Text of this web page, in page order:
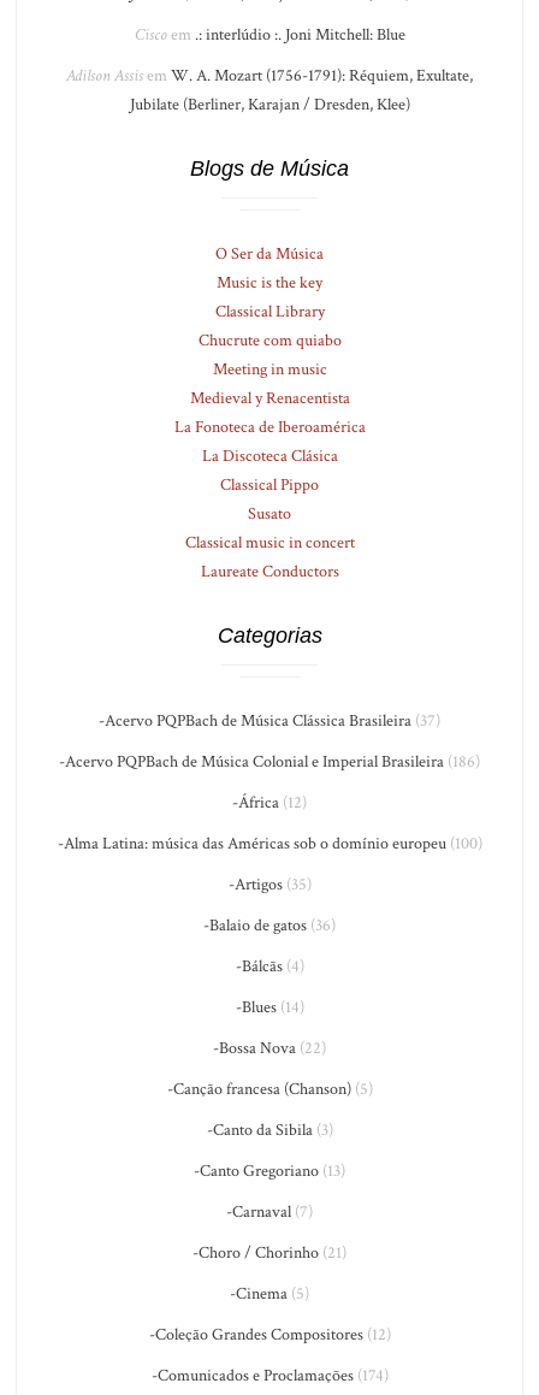
Ciscoem .: interlúdio :. Joni Mitchell: Blue
Adilson Assisem W. A. Mozart (1756-1791): Réquiem, Exultate,
Jubilate (Berliner, Karajan / Dresden, Klee)
Blogs de Música
O Ser da Música
Music is the key
Classical Library
Chucrute com quiabo
Meeting in music
Medieval y Renacentista
La Fonoteca de Iberoamérica
La Discoteca Clásica
Classical Pippo
Susato
Classical music in concert
Laureate Conductors
Categorias
-Acervo PQPBach de Música Clássica Brasileira (37)
-Acervo PQPBach de Música Colonial e Imperial Brasileira (186)
-África (12)
-Alma Latina: música das Américas sob o domínio europeu(100)
-Artigos(35)
-Balaio de gatos (36)
-Bálcãs(4)
-Blues(14)
-Bossa Nova (22)
-Canção francesa (Chanson)(5)
-Canto da Sibila(3)
-Canto Gregoriano (13)
-Carnaval (7)
-Choro / Chorinho (21)
-Cinema (5)
-Coleção Grandes Compositores(12)
-Comunicados e Proclamações(174)